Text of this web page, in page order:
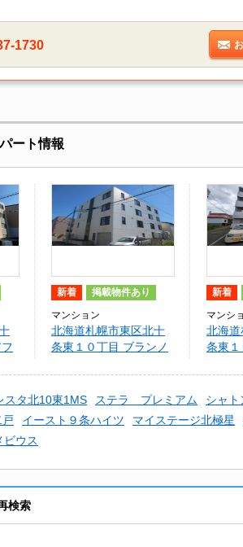
1730
ート情報
新着 掲載物件あり
マンション
北海道札幌市東区北十
条東１０丁目 ブランノ
新着
マンシ
北海
条東
スタ北10東1MS ステラ プレミアム シャト
イースト９条ハイツ マイステージ北極星
ビウス
検索